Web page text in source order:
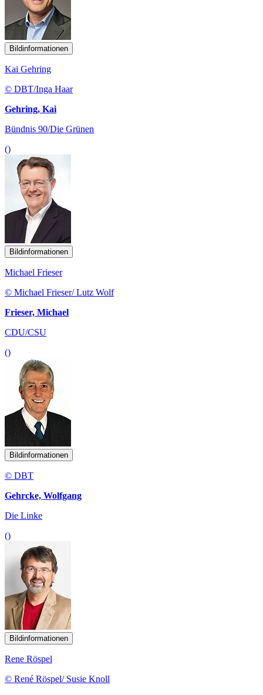
Bildinformationen
Kai Gehring
© DBT/Inga Haar
Gehring, Kai
Bündnis 90/Die Grünen
()
Bildinformationen
Michael Frieser
© Michael Frieser/ Lutz Wolf
Frieser, Michael
CDU/CSU
()
Bildinformationen
© DBT
Gehrcke, Wolfgang
Die Linke
()
Bildinformationen
Rene Röspel
© René Röspel/ Susie Knoll